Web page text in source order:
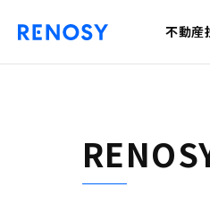
不動産